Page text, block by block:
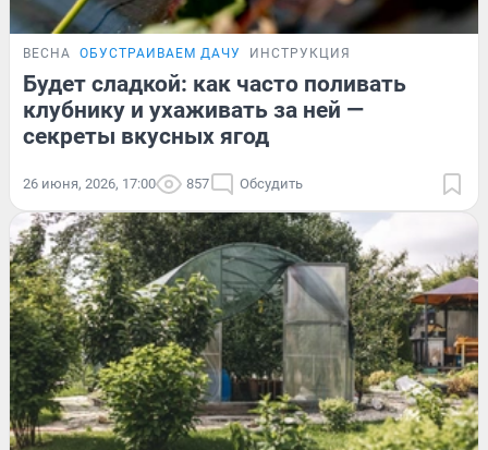
ВЕСНА ОБУСТРАИВАЕМ ДАЧУ ИНСТРУКЦИЯ
Будет сладкой: как часто поливать
клубнику и ухаживать за ней —
секреты вкусных ягод
26 июня, 2026, 17:00 857 Обсудить